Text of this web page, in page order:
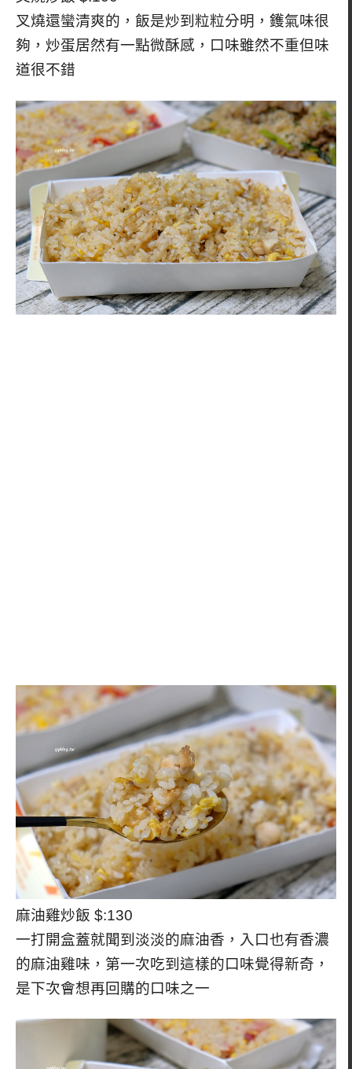
叉燒還蠻清爽的，飯是炒到粒粒分明，鑊氣味很
夠，炒蛋居然有一點微酥感，口味雖然不重但味
道很不錯
麻油雞炒飯 $:130
一打開盒蓋就聞到淡淡的麻油香，入口也有香濃
的麻油雞味，第一次吃到這樣的口味覺得新奇，
是下次會想再回購的口味之一